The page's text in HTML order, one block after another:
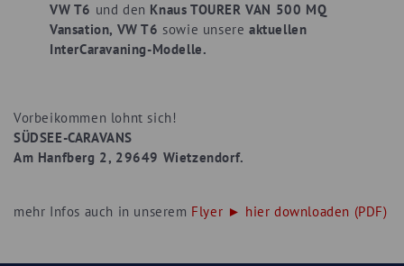
VW T6 und den Knaus TOURER VAN 500 MQ
Vansation, VW T6 sowie unsereaktuellen
InterCaravaning-Modelle.
Vorbeikommen lohnt sich!
SÜDSEE-CARAVANS
Am Hanfberg 2, 29649 Wietzendorf.
mehr Infos auch in unserem Flyer ► hier downloaden (PDF)